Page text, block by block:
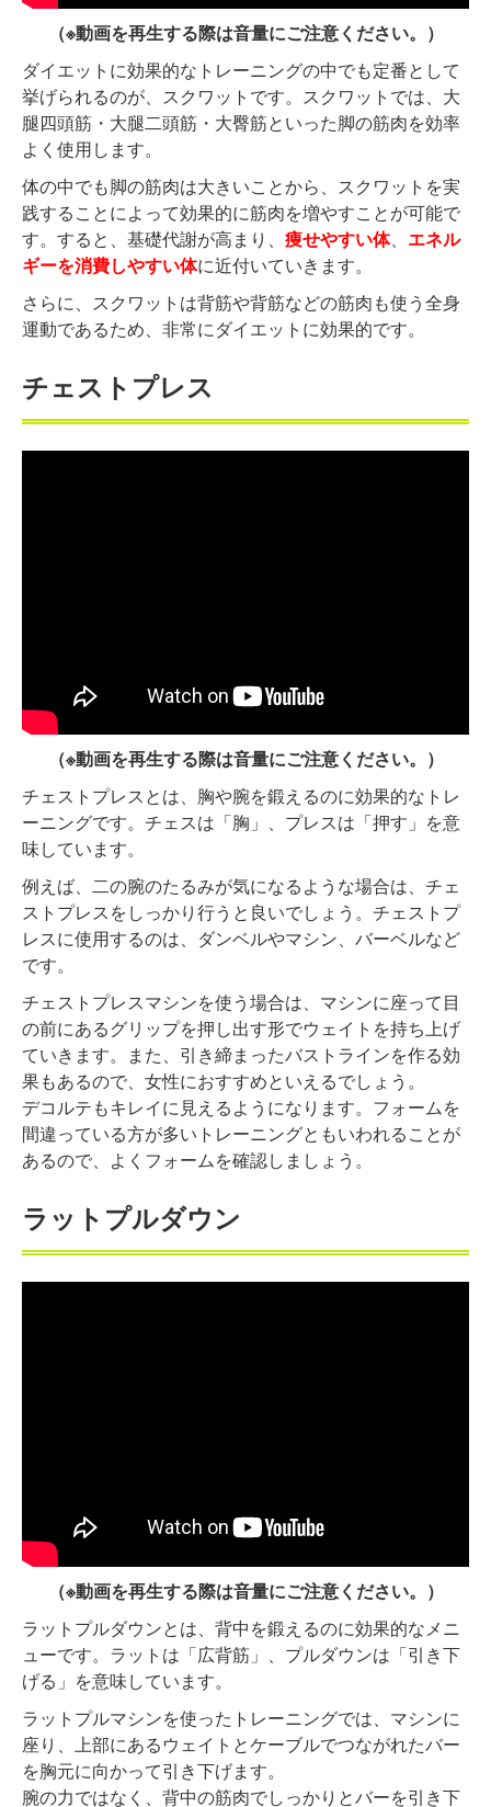
（※動画を再生する際は音量にご注意ください。）
ダイエットに効果的なトレーニングの中でも定番として
挙げられるのが、スクワットです。スクワットでは、大
腿四頭筋・大腿二頭筋・大臀筋といった脚の筋肉を効率
よく使用します。
体の中でも脚の筋肉は大きいことから、スクワットを実
践することによって効果的に筋肉を増やすことが可能で
す。すると、基礎代謝が高まり、 痩せやすい体、 エネル
ギーを消費しやすい体に近付いていきます。
さらに、スクワットは背筋や背筋などの筋肉も使う全身
運動であるため、非常にダイエットに効果的です。
チェストプレス
（※動画を再生する際は音量にご注意ください。）
チェストプレスとは、胸や腕を鍛えるのに効果的なトレ
ーニングです。チェスは「胸」、プレスは「押す」を意
味しています。
例えば、二の腕のたるみが気になるような場合は、チェ
ストプレスをしっかり行うと良いでしょう。チェストプ
レスに使用するのは、ダンベルやマシン、バーベルなど
です。
チェストプレスマシンを使う場合は、マシンに座って目
の前にあるグリップを押し出す形でウェイトを持ち上げ
ていきます。また、引き締まったバストラインを作る効
果もあるので、女性におすすめといえるでしょう。
デコルテもキレイに見えるようになります。フォームを
間違っている方が多いトレーニングともいわれることが
あるので、よくフォームを確認しましょう。
ラットプルダウン
（※動画を再生する際は音量にご注意ください。）
ラットプルダウンとは、背中を鍛えるのに効果的なメニ
ューです。ラットは「広背筋」、プルダウンは「引き下
げる」を意味しています。
ラットプルマシンを使ったトレーニングでは、マシンに
座り、上部にあるウェイトとケーブルでつながれたバー
を胸元に向かって引き下げます。
腕の力ではなく、背中の筋肉でしっかりとバーを引き下